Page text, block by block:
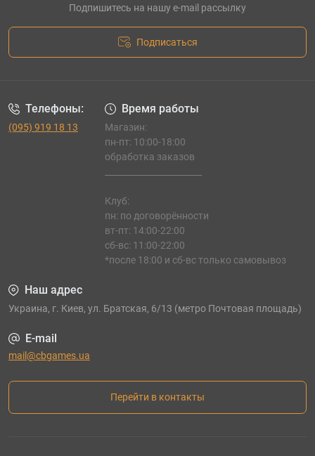
Подпишитесь на нашу e-mail рассылку
Подписаться
Телефоны:
(095) 919 18 13
Время работы
Магазин:
пн-пт: 10:00-18:00
обработка заказов
Клуб:
пн: по договорённости
вт-пт: 14:00-22:00
сб-вс: 11:00-22:00
*после 18:00 и сб-вс только самовывоз
Наш адрес
Украина, г. Киев, ул. Братская, 6/13 (метро Почтовая площадь)
E-mail
mail@cbgames.ua
Перейти в контакты